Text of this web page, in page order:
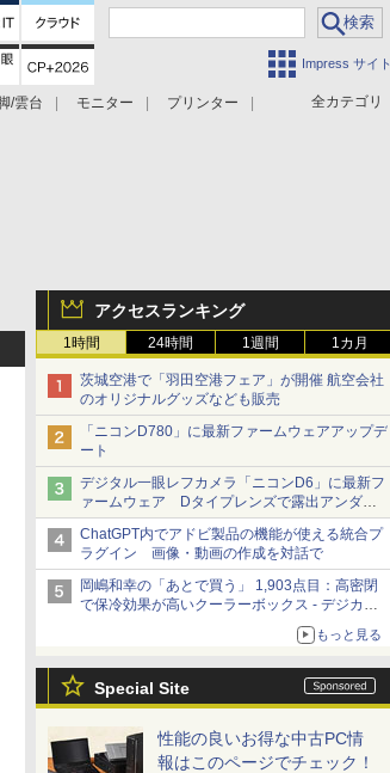
Impress サイト
全カテゴリ
/雲台 モニター
プリンター
アクセスランキング
1時間 24時間 1週間 1カ月
茨城空港で「羽田空港フェア」が開催 航空会社
のオリジナルグッズなども販売
「ニコンD780」に最新ファームウェアアップデ
ート
デジタル一眼レフカメラ「ニコンD6」に最新フ
ァームウェア Dタイプレンズで露出アンダー
になる現象の修正など
ChatGPT内でアドビ製品の機能が使える統合プ
ラグイン 画像・動画の作成を対話で
岡嶋和幸の「あとで買う」 1,903点目：高密閉
で保冷効果が高いクーラーボックス - デジカメ
もっと見る
Special Site
性能の良いお得な中古PC情
報はこのページでチェック！